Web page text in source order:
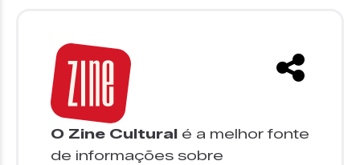
O Zine Cultural é a melhor fonte
de informações sobre